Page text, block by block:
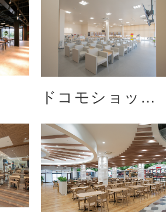
ドコモショップ
八重瀬店